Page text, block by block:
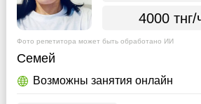
4000 тнг/
Фото репетитора может быть обработано ИИ
Семей
Возможны занятия онлайн